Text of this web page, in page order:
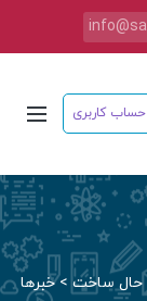
حساب کاربری
>خبرها